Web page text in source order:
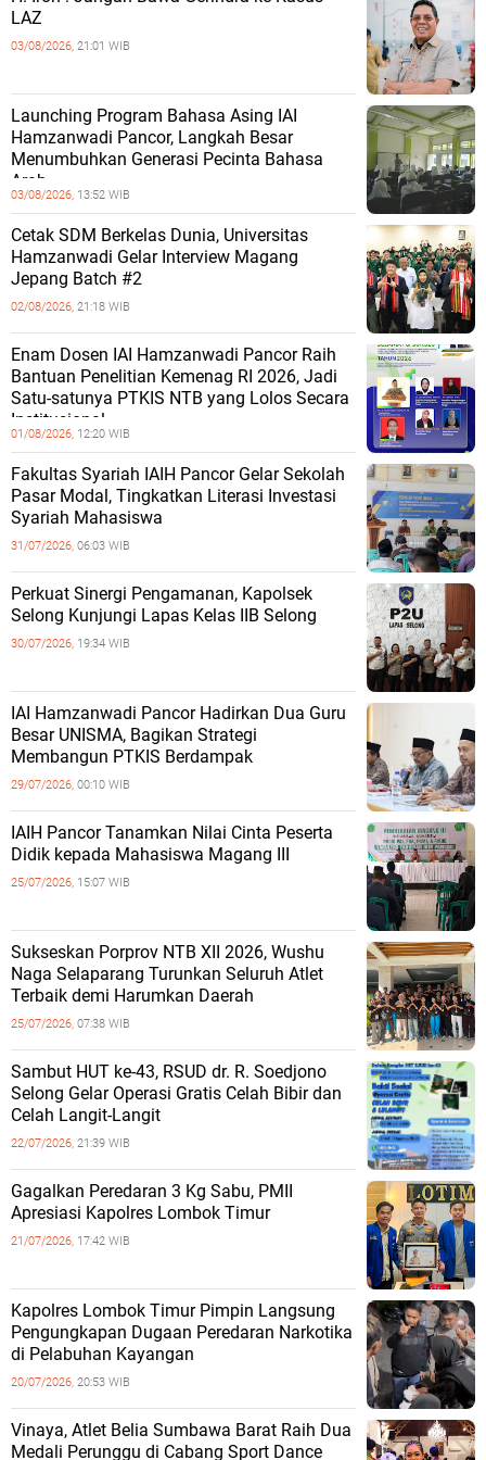
LAZ
03/08/2026, 21:01 WIB
Launching Program Bahasa Asing IAI
Hamzanwadi Pancor, Langkah Besar
Menumbuhkan Generasi Pecinta Bahasa
Arab
03/08/2026, 13:52 WIB
Cetak SDM Berkelas Dunia, Universitas
Hamzanwadi Gelar Interview Magang
Jepang Batch #2
02/08/2026, 21:18 WIB
Enam Dosen IAI Hamzanwadi Pancor Raih
Bantuan Penelitian Kemenag RI 2026, Jadi
Satu-satunya PTKIS NTB yang Lolos Secara
Institusional
01/08/2026, 12:20 WIB
Fakultas Syariah IAIH Pancor Gelar Sekolah
Pasar Modal, Tingkatkan Literasi Investasi
Syariah Mahasiswa
31/07/2026, 06:03 WIB
Perkuat Sinergi Pengamanan, Kapolsek
Selong Kunjungi Lapas Kelas IIB Selong
30/07/2026, 19:34 WIB
IAI Hamzanwadi Pancor Hadirkan Dua Guru
Besar UNISMA, Bagikan Strategi
Membangun PTKIS Berdampak
29/07/2026, 00:10 WIB
IAIH Pancor Tanamkan Nilai Cinta Peserta
Didik kepada Mahasiswa Magang III
25/07/2026, 15:07 WIB
Sukseskan Porprov NTB XII 2026, Wushu
Naga Selaparang Turunkan Seluruh Atlet
Terbaik demi Harumkan Daerah
25/07/2026, 07:38 WIB
Sambut HUT ke-43, RSUD dr. R. Soedjono
Selong Gelar Operasi Gratis Celah Bibir dan
Celah Langit-Langit
22/07/2026, 21:39 WIB
Gagalkan Peredaran 3 Kg Sabu, PMII
Apresiasi Kapolres Lombok Timur
21/07/2026, 17:42 WIB
Kapolres Lombok Timur Pimpin Langsung
Pengungkapan Dugaan Peredaran Narkotika
di Pelabuhan Kayangan
20/07/2026, 20:53 WIB
Vinaya, Atlet Belia Sumbawa Barat Raih Dua
Medali Perunggu di Cabang Sport Dance